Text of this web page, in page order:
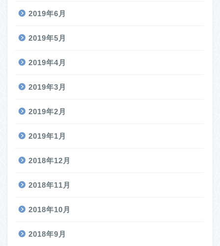
2019年6月
2019年5月
2019年4月
2019年3月
2019年2月
2019年1月
2018年12月
2018年11月
2018年10月
2018年9月